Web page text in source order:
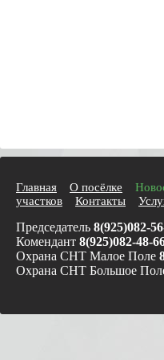
Главная О посёлке
участков
Контакты
Председатель 8(925)082-
Комендант 8(925)082-48-
Охрана СНТ Малое Поле
Охрана СНТ Большое